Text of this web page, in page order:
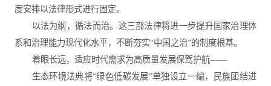
度安排以法律形式进行固定。
以法为纲，循法而治。这三部法律将进一步提升国家治理体
系和治理能力现代化水平，不断夯实“中国之治”的制度根基。
着眼长远，适应时代需求为高质量发展保驾护航——
生态环境法典将“绿色低碳发展”单独设立一编，民族团结进